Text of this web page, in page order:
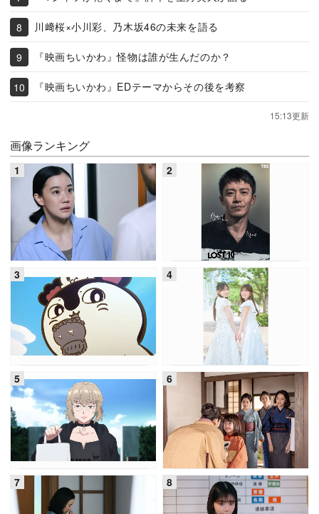
川﨑桜×小川彩、乃木坂46の未来を語る
『映画ちいかわ』怪物は誰が生んだのか？
『映画ちいかわ』EDテーマからその後を考察
15:13更新
画像ランキング